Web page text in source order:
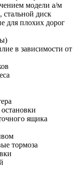
модели а/м
стальной диск
для плохих дорог
в зависимости от
ящика
тормоза